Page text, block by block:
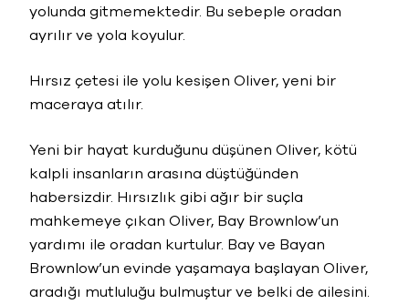
yolunda gitmemektedir. Bu sebeple oradan
ayrılır ve yola koyulur.
Hırsız çetesi ile yolu kesişen Oliver, yeni bir
maceraya atılır.
Yeni bir hayat kurduğunu düşünen Oliver, kötü
kalpli insanların arasına düştüğünden
habersizdir. Hırsızlık gibi ağır bir suçla
mahkemeye çıkan Oliver, Bay Brownlow’un
yardımı ile oradan kurtulur. Bay ve Bayan
Brownlow’un evinde yaşamaya başlayan Oliver,
aradığı mutluluğu bulmuştur ve belki de ailesini.